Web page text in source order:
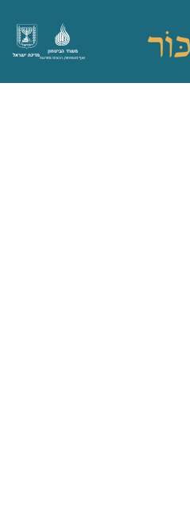
מדינת ישראל
משרד הביטחון
אגף משפחות, הנצחה ומורשת